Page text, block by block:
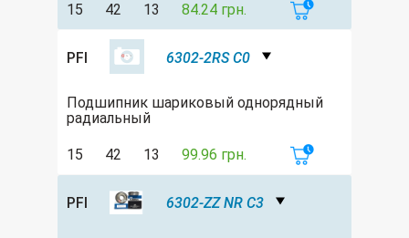
15 42 13 84.24 грн.
PFI 6302-2RS C0
Подшипник шариковый однорядный
радиальный
15 42 13 99.96 грн.
PFI 6302-ZZ NR C3